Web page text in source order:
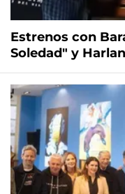
Estrenos con
Soledad" y